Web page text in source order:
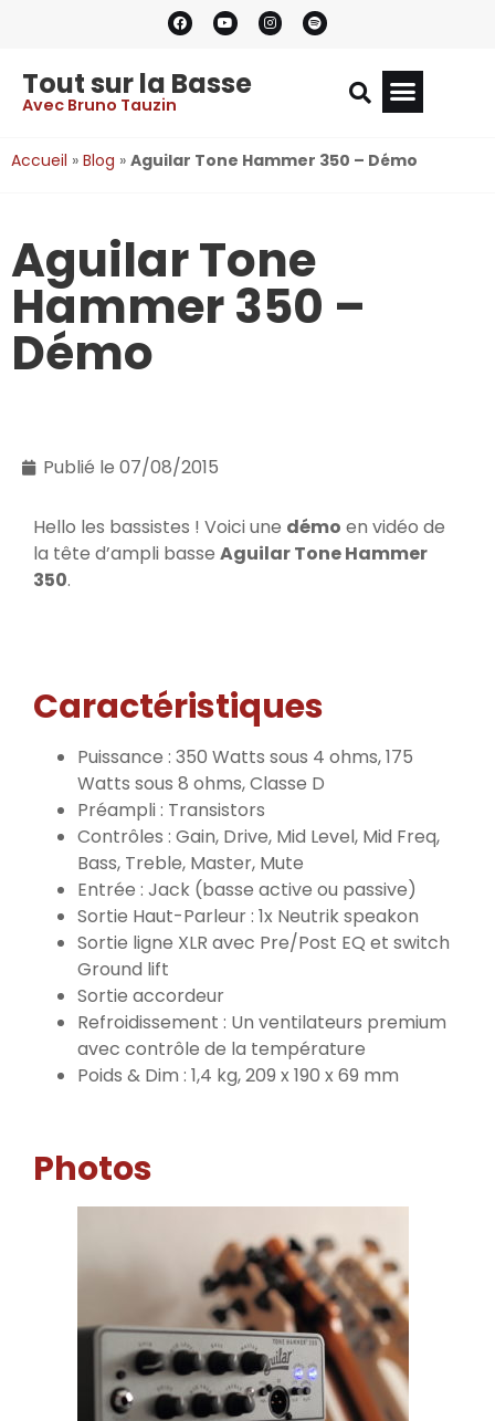
Tout sur la Basse
Avec Bruno Tauzin
Accueil » Blog » Aguilar Tone Hammer 350 – Démo
Aguilar Tone
Hammer 350 –
Démo
Publié le 07/08/2015
Hello les bassistes ! Voici une démo en vidéo de
la tête d’ampli basse Aguilar Tone Hammer
350.
Caractéristiques
Puissance : 350 Watts sous 4 ohms, 175
Watts sous 8 ohms, Classe D
Préampli : Transistors
Contrôles : Gain, Drive, Mid Level, Mid Freq,
Bass, Treble, Master, Mute
Entrée : Jack (basse active ou passive)
Sortie Haut-Parleur : 1x Neutrik speakon
Sortie ligne XLR avec Pre/Post EQ et switch
Ground lift
Sortie accordeur
Refroidissement : Un ventilateurs premium
avec contrôle de la température
Poids & Dim : 1,4 kg, 209 x 190 x 69 mm
Photos